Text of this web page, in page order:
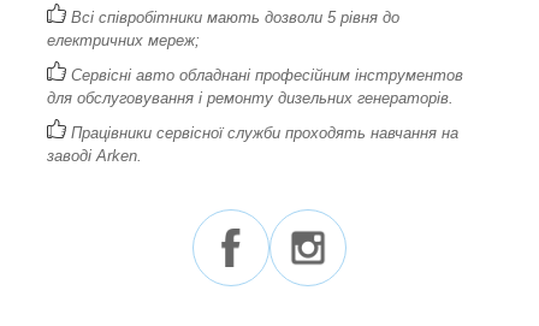
Всі співробітники мають дозволи 5 рівня до
електричних мереж;
Сервісні авто обладнані професійним інструментов
для обслуговування і ремонту дизельних генераторів.
Працівники сервісної служби проходять навчання на
заводі Arken.